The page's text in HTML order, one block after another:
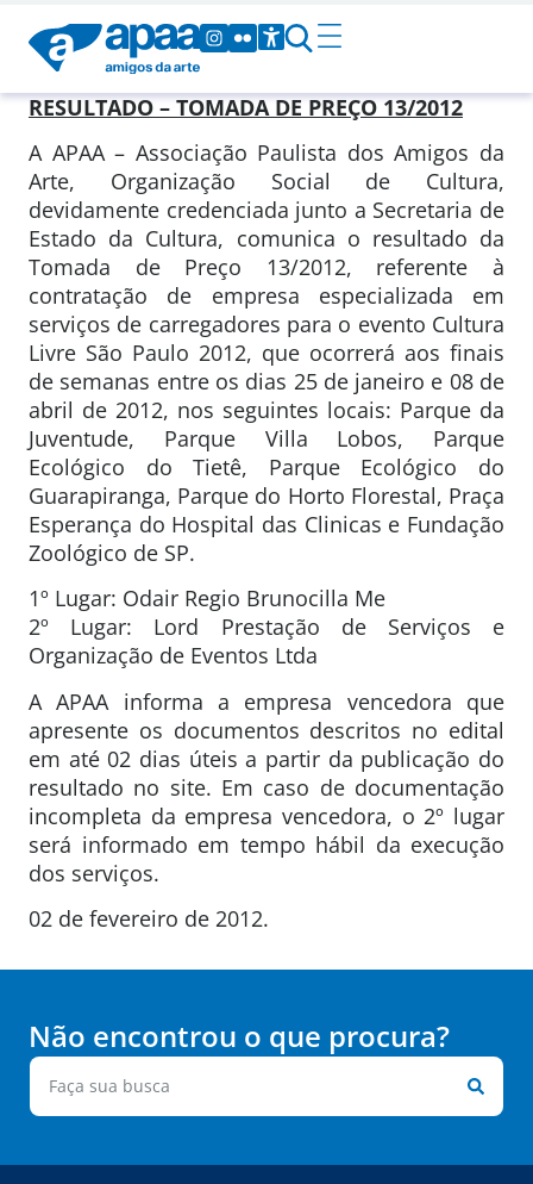
RESULTADO – TOMADA DE PREÇO 13/2012
A APAA – Associação Paulista dos Amigos da
Arte, Organização Social de Cultura,
devidamente credenciada junto a Secretaria de
Estado da Cultura, comunica o resultado da
Tomada de Preço 13/2012, referente à
contratação de empresa especializada em
serviços de carregadores para o evento Cultura
Livre São Paulo 2012, que ocorrerá aos finais
de semanas entre os dias 25 de janeiro e 08 de
abril de 2012, nos seguintes locais: Parque da
Juventude, Parque Villa Lobos, Parque
Ecológico do Tietê, Parque Ecológico do
Guarapiranga, Parque do Horto Florestal, Praça
Esperança do Hospital das Clinicas e Fundação
Zoológico de SP.
1º Lugar: Odair Regio Brunocilla Me
2º Lugar: Lord Prestação de Serviços e
Organização de Eventos Ltda
A APAA informa a empresa vencedora que
apresente os documentos descritos no edital
em até 02 dias úteis a partir da publicação do
resultado no site. Em caso de documentação
incompleta da empresa vencedora, o 2º lugar
será informado em tempo hábil da execução
dos serviços.
02 de fevereiro de 2012.
Não encontrou o que procura?